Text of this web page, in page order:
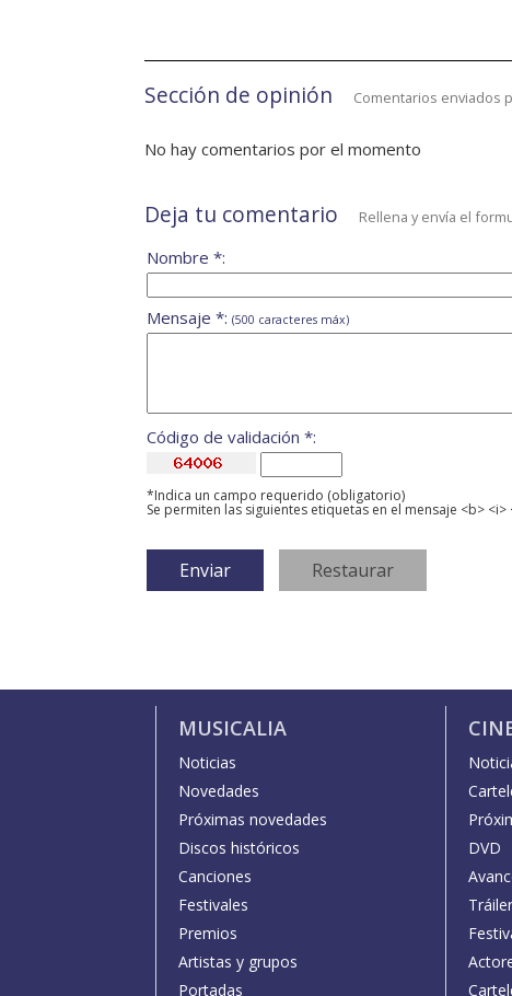
Sección de opinión Comentarios enviados
No hay comentarios por el momento
Deja tu comentario Rellena y envía el
Nombre *:
Mensaje *: (500 caracteres máx)
Código de validación *:
*Indica un campo requerido (obligatorio)
Se permiten las siguientes etiquetas en el mensaje <b> <i>
MUSICALIA
Noticias
Novedades
Próximas novedades
Discos históricos
Canciones
Festivales
Premios
Artistas y grupos
Portadas
DVD